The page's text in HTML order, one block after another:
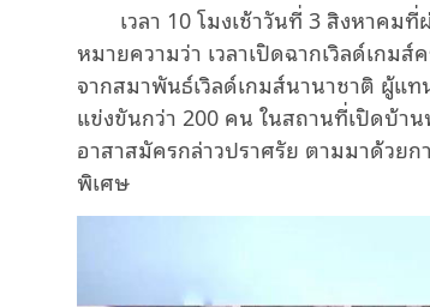
เวลา 10 โมงเช้าวันที่ 3 สิงหาคม
หมายความว่า เวลาเปิดฉากเวิลด์เก
จากสมาพันธ์เวิลด์เกมส์นานาชาติ ผู้แ
แข่งขันกว่า 200 คน ในสถานที่เปิดบ้า
อาสาสมัครกล่าวปราศรัย ตามมาด้วย
พิเศษ